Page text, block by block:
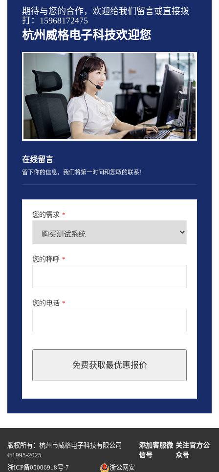
期待与您的合作，欢迎给我们留言或直接拨
打：15968172475
杭州威格电子科技欢迎您
在线留言
留下你的信息，我们将第一时间和您取的联系！
您的需求 *
您的称呼 *
您的电话 *
免费获取最优惠报价
should
blank
版权所有：杭州市威格电子科技有限公司
©1995-2025
添加客服微
信号
关注官方公
众号
浙ICP备05006918号-7
浙公网安